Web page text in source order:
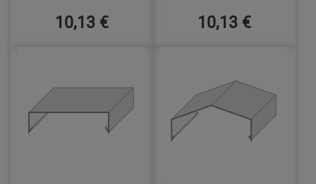
10,13 € 10,13 €